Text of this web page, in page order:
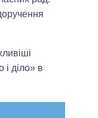
і діло» в